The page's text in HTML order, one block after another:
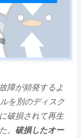
障が頻発するよ
を別のディスク
破損されて再生
。破損したオー